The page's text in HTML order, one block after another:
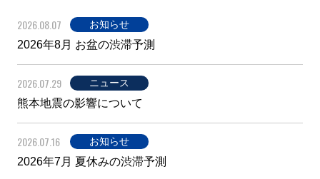
2026.08.07 お知らせ
2026年8月 お盆の渋滞予測
2026.07.29 ニュース
熊本地震の影響について
2026.07.16 お知らせ
2026年7月 夏休みの渋滞予測